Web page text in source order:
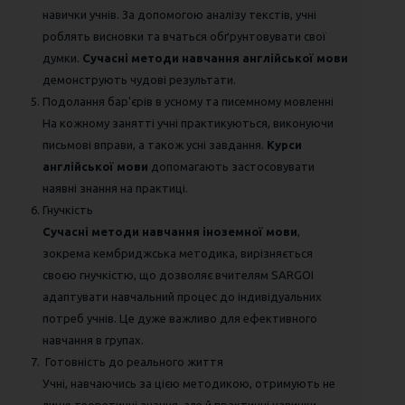
навички учнів. За допомогою аналізу текстів, учні
роблять висновки та вчаться обґрунтовувати свої
думки. Сучасні методи навчання англійської мови
демонструють чудові результати.
Подолання бар'єрів в усному та писемному мовленні
На кожному занятті учні практикуються, виконуючи
письмові вправи, а також усні завдання. Курси
англійської мови допомагають застосовувати
наявні знання на практиці.
Гнучкість
Сучасні методи навчання іноземної мови,
зокрема кембриджська методика, вирізняється
своєю гнучкістю, що дозволяє вчителям SARGOI
адаптувати навчальний процес до індивідуальних
потреб учнів. Це дуже важливо для ефективного
навчання в групах.
Готовність до реального життя
Учні, навчаючись за цією методикою, отримують не